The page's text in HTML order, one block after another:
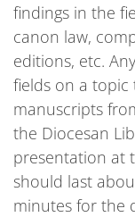
findings in the
canon law,
editions, etc.
fields on a topic
manuscripts
the Diocesan
presentation at
should last
minutes for the